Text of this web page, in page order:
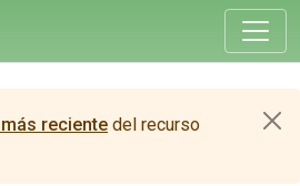
reciente del recurso